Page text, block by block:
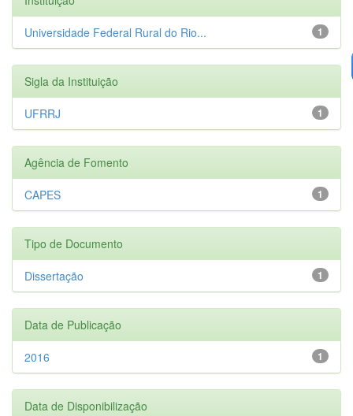
1
Universidade Federal Rural do Rio...
Sigla da Instituição
1
UFRRJ
Agência de Fomento
1
CAPES
Tipo de Documento
1
Dissertação
Data de Publicação
1
2016
Data de Disponibilização